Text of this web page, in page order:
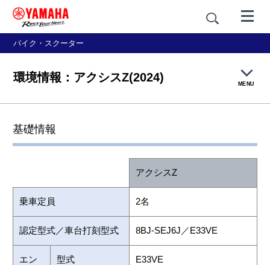
バイク・スクーター
環境情報：アクシスZ(2024) MENU
価格・仕様
アクセサリー
基礎情報
アクシスZ
乗車定員 2名
認定型式／車台打刻型式 8BJ-SEJ6J／E33VE
エン
型式 E33VE